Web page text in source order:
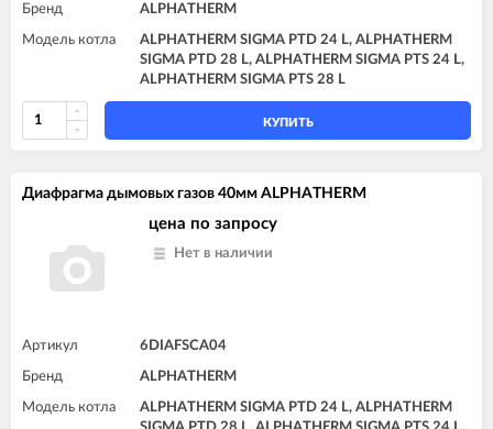
Бренд ALPHATHERM
Модель котла
ALPHATHERM SIGMA PTD 24 L, ALPHATHERM
SIGMA PTD 28 L, ALPHATHERM SIGMA PTS 24 L,
ALPHATHERM SIGMA PTS 28 L
КУПИТЬ
Диафрагма дымовых газов 40мм ALPHATHERM
цена по запросу
Нет в наличии
Артикул 6DIAFSCA04
Бренд ALPHATHERM
Модель котла
ALPHATHERM SIGMA PTD 24 L, ALPHATHERM